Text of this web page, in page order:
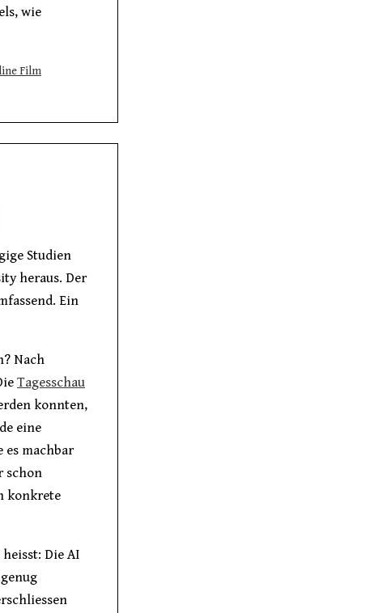
wie
Film
Studien
heraus. Der
Ein
Nach
Tagesschau
konnten,
eine
es machbar
schon
konkrete
Die AI